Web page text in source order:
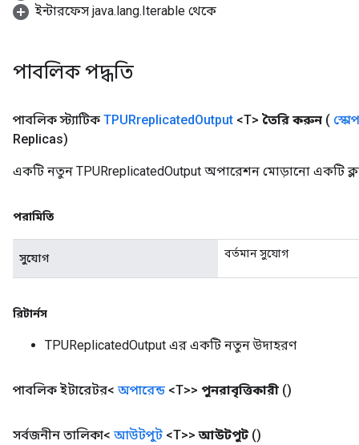
ইন্টারফেস java.lang.Iterable থেকে
পাবলিক পদ্ধতি
পাবলিক স্ট্যাটিক TPURreplicatedOutput <T> তৈরি করুন ( স্কোপ
Replicas)
একটি নতুন TPURreplicatedOutput অপারেশন মোড়ানো একটি
পরামিতি
সুযোগ বর্তমান সুযোগ
রিটার্নস
TPUReplicatedOutput এর একটি নতুন উদাহরণ
পাবলিক ইটারেটর< অপারেন্ড <T>> পুনরাবৃত্তিকারী ()
সর্বজনীন তালিকা< আউটপুট <T>> আউটপুট ()